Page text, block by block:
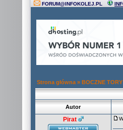
FORUM@INFOKOLEJ.PL
Strona główna » BOCZNE TORY
Autor
Pirat